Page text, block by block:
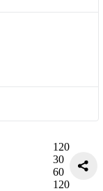
120
30
60
120